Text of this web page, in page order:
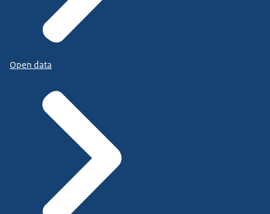
Open data